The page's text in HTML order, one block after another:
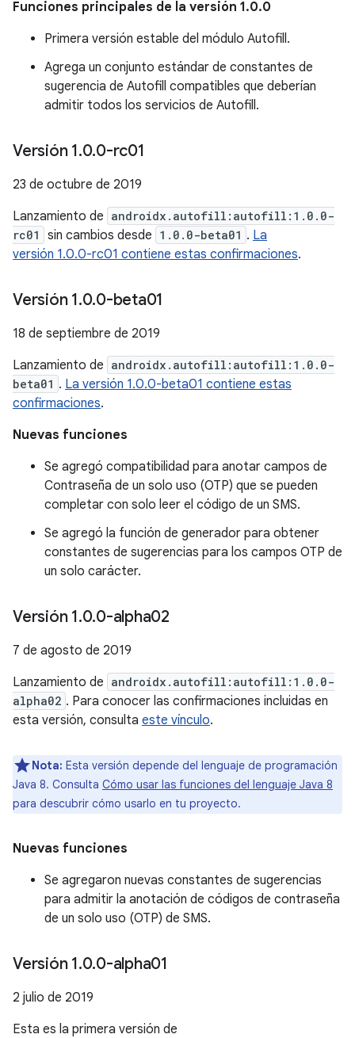
Funciones principales de la versión 1.0.0
Primera versión estable del módulo Autofill.
Agrega un conjunto estándar de constantes de
sugerencia de Autofill compatibles que deberían
admitir todos los servicios de Autofill.
Versión 1.0.0-rc01
23 de octubre de 2019
Lanzamiento de androidx.autofill:autofill:1.0.0-
rc01
sin cambios desde 1.0.0-beta01 . La
versión 1.0.0-rc01 contiene estas confirmaciones.
Versión 1.0.0-beta01
18 de septiembre de 2019
Lanzamiento de androidx.autofill:autofill:1.0.0-
beta01 . La versión 1.0.0-beta01 contiene estas
confirmaciones.
Nuevas funciones
Se agregó compatibilidad para anotar campos de
Contraseña de un solo uso (OTP) que se pueden
completar con solo leer el código de un SMS.
Se agregó la función de generador para obtener
constantes de sugerencias para los campos OTP de
un solo carácter.
Versión 1.0.0-alpha02
7 de agosto de 2019
Lanzamiento de androidx.autofill:autofill:1.0.0-
alpha02 . Para conocer las confirmaciones incluidas en
esta versión, consulta este vínculo.
Nota: Esta versión depende del lenguaje de programación
Java 8. Consulta Cómo usar las funciones del lenguaje Java 8
para descubrir cómo usarlo en tu proyecto.
Nuevas funciones
Se agregaron nuevas constantes de sugerencias
para admitir la anotación de códigos de contraseña
de un solo uso (OTP) de SMS.
Versión 1.0.0-alpha01
2 julio de 2019
Esta es la primera versión de